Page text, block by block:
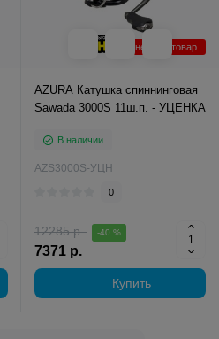
Уцененный товар
AZURA Катушка спиннинговая
Sawada 3000S 11ш.п. - УЦЕНКА
В наличии
AZS3000S-УЦН
0
12285 р. -40 %
7371 р.
Купить